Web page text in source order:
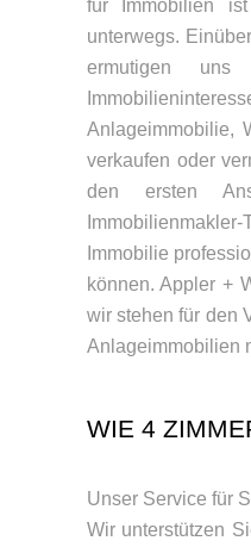
für Immobilien
unterwegs.
ermutigen
Anlageimmobilie,
verkaufen oder
den ersten
Immobilie
können. Appler +
wir stehen für den
Anlageimmobilien
WIE 4
Unser Service für
Wir unterstützen